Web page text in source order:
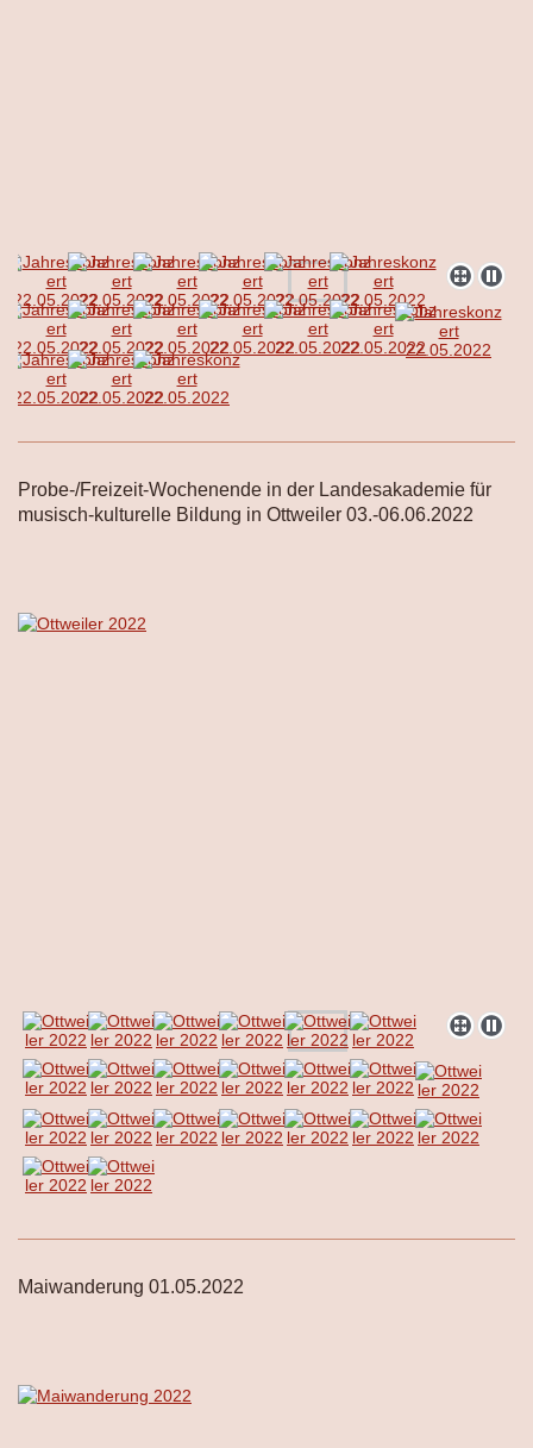
Probe-/Freizeit-Wochenende in der Landesakademie für
musisch-kulturelle Bildung in Ottweiler 03.-06.06.2022
Maiwanderung 01.05.2022